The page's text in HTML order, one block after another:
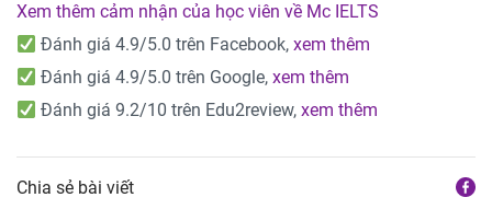
Xem thêm cảm nhận của học viên về Mc IELTS
Đánh giá 4.9/5.0 trên Facebook,xem thêm
Đánh giá 4.9/5.0 trên Google,xem thêm
Đánh giá 9.2/10 trên Edu2review,xem thêm
Chia sẻ bài viết